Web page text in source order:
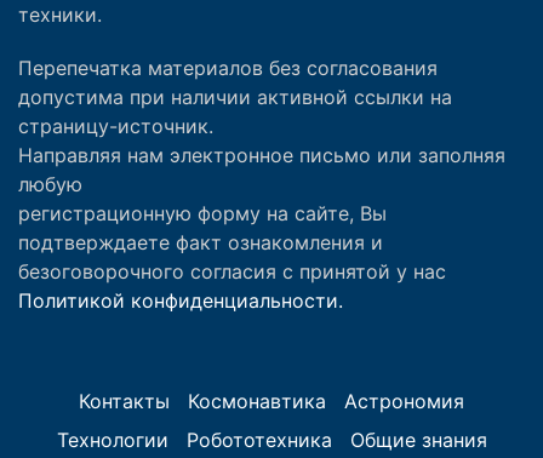
техники.
Перепечатка материалов без согласования
допустима при наличии активной ссылки на
страницу-источник.
Направляя нам электронное письмо или заполняя
любую
регистрационную форму на сайте, Вы
подтверждаете факт ознакомления и
безоговорочного согласия с принятой у нас
Политикой конфиденциальности.
Контакты Космонавтика
Астрономия
Технологии
Робототехника Общие знания